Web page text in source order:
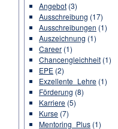
Angebot (3)
Ausschreibung (17)
Ausschreibungen (1)
Auszeichnung (1)
Career (1)
Chancengleichheit (1)
EPE (2)
Exzellente_Lehre (1)
Förderung (8)
Karriere (5)
Kurse (7)
Mentoring_Plus (1)